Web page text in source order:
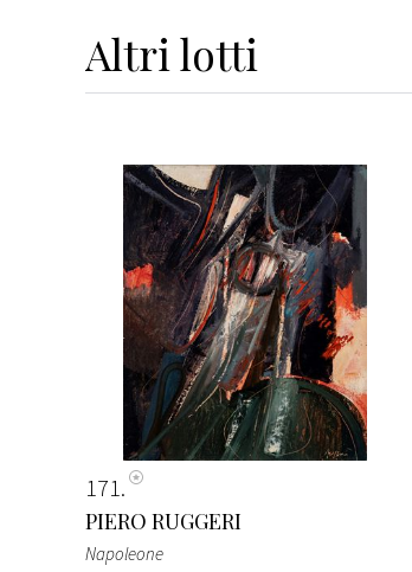
Altri lotti
171
PIERO RUGGERI
Napoleone